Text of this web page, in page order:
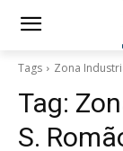
Tags Zona
Tag:
S.